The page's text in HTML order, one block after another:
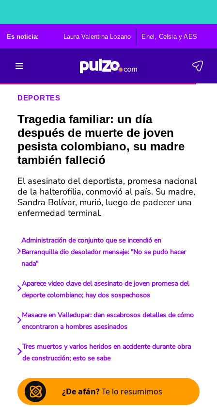
Es noticia: Laura Valentina Lozano Enel, Celsia y AES
DEPORTES
Tragedia familiar: un día
después de muerte de joven
pesista colombiano, su madre
también falleció
El asesinato del deportista, promesa nacional
de la halterofilia, conmovió al país. Su madre,
Sandra Bolívar, murió, luego de padecer una
enfermedad terminal.
Administración de conjunto que se incendió en
Barranquilla dio desolador mensaje: "No se pudo hacer
nada"
Aparece video clave del asesinato de joven promesa del
deporte colombiano; hay dos sospechosos
Masacre en Valledupar: dan escabrosos detalles de cómo
encontraron a hombres asesinados
Tres muertos y varios heridos en accidente durante obra
de construcción; esto se sabe
¿De afán?Te lo resumimos